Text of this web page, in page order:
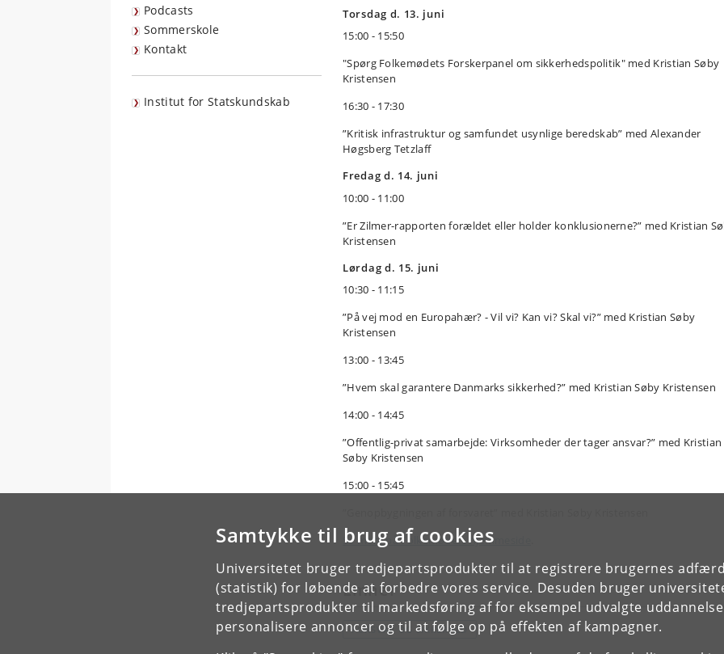
Samtykke til brug af cookies
Universitetet bruger tredjepartsprodukter til at registrere brugernes
(statistik) for løbende at forbedre vores service. Desuden bruger
tredjepartsprodukter til markedsføring af for eksempel udvalgte
personalisere annoncer og til at følge op på effekten af kampagner.
Podcasts
Sommerskole
Kontakt
Institut for Statskundskab
Torsdag d. 13. juni
15:00 - 15:50
"Spørg Folkemødets Forskerpanel om sikkerhedspolitik" med Kristian Søby
Kristensen
16:30 - 17:30
”Kritisk infrastruktur og samfundet usynlige beredskab” med Alexander
Høgsberg Tetzlaff
Fredag d. 14. juni
10:00 - 11:00
”Er Zilmer-rapporten forældet eller holder konklusionerne?” med Kristian
Kristensen
Lørdag d. 15. juni
10:30 - 11:15
”På vej mod en Europahær? - Vil vi? Kan vi? Skal vi?” med Kristian Søby
Kristensen
13:00 - 13:45
”Hvem skal garantere Danmarks sikkerhed?” med Kristian Søby Kristensen
14:00 - 14:45
”Offentlig-privat samarbejde: Virksomheder der tager ansvar?” med Kristian
Søby Kristensen
15:00 - 15:45
Se mere på Folkemødets hjemmeside
Emner
FORSVAR OG SIKKERHED